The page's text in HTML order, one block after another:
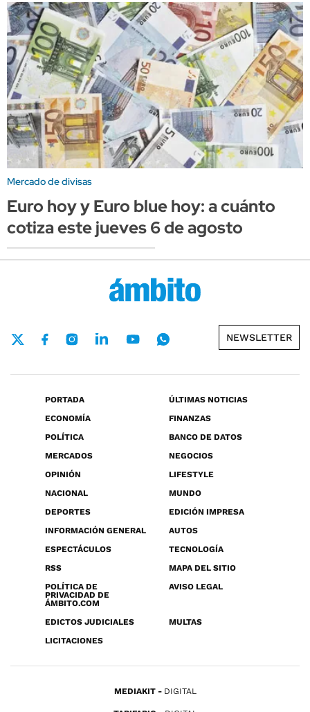
Mercado de divisas
Euro hoy y Euro blue hoy: a cuánto
cotiza este jueves 6 de agosto
NEWSLETTER
PORTADA
ÚLTIMAS NOTICIAS
ECONOMÍA
FINANZAS
POLÍTICA
BANCO DE DATOS
MERCADOS
NEGOCIOS
OPINIÓN
LIFESTYLE
NACIONAL
MUNDO
DEPORTES
EDICIÓN IMPRESA
INFORMACIÓN GENERAL
AUTOS
ESPECTÁCULOS
TECNOLOGÍA
RSS
MAPA DEL SITIO
POLÍTICA DE
PRIVACIDAD DE
ÁMBITO.COM
AVISO LEGAL
EDICTOS JUDICIALES
MULTAS
LICITACIONES
MEDIAKIT DIGITAL